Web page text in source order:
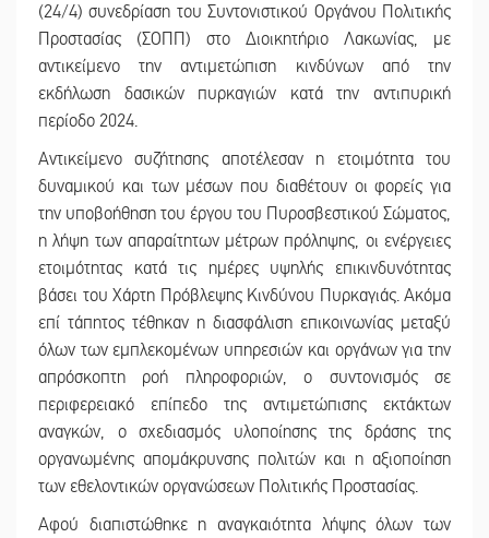
(24/4) συνεδρίαση του Συντονιστικού Οργάνου Πολιτικής
Προστασίας (ΣΟΠΠ) στο Διοικητήριο Λακωνίας, με
αντικείμενο την αντιμετώπιση κινδύνων από την
εκδήλωση δασικών πυρκαγιών κατά την αντιπυρική
περίοδο 2024.
Αντικείμενο συζήτησης αποτέλεσαν η ετοιμότητα του
δυναμικού και των μέσων που διαθέτουν οι φορείς για
την υποβοήθηση του έργου του Πυροσβεστικού Σώματος,
η λήψη των απαραίτητων μέτρων πρόληψης, οι ενέργειες
ετοιμότητας κατά τις ημέρες υψηλής επικινδυνότητας
βάσει του Χάρτη Πρόβλεψης Κινδύνου Πυρκαγιάς. Ακόμα
επί τάπητος τέθηκαν η διασφάλιση επικοινωνίας μεταξύ
όλων των εμπλεκομένων υπηρεσιών και οργάνων για την
απρόσκοπτη ροή πληροφοριών, ο συντονισμός σε
περιφερειακό επίπεδο της αντιμετώπισης εκτάκτων
αναγκών, ο σχεδιασμός υλοποίησης της δράσης της
οργανωμένης απομάκρυνσης πολιτών και η αξιοποίηση
των εθελοντικών οργανώσεων Πολιτικής Προστασίας.
Αφού διαπιστώθηκε η αναγκαιότητα λήψης όλων των